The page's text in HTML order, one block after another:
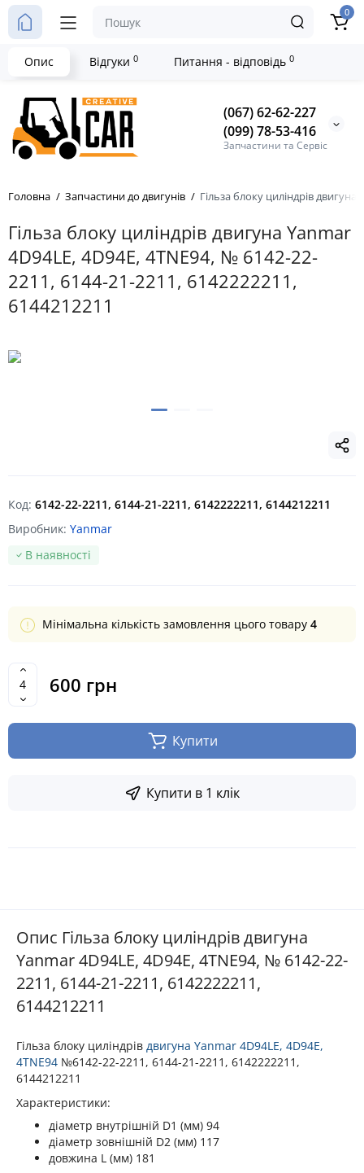
(067) 62-62-227
(099) 78-53-416
Запчастини та Сервіс
0
Головна Запчастини до двигунів Гільза блоку циліндрів
Гільза блоку циліндрів двигуна Yanmar
4D94LE, 4D94E, 4TNE94, № 6142-22-
2211, 6144-21-2211, 6142222211,
6144212211
Код: 6142-22-2211, 6144-21-2211, 6142222211, 6144212211
Виробник: Yanmar
В наявності
Мінімальна кількість замовлення цього товару 4
600 грн
Купити
Купити в 1 клік
Опис Відгуки 0 Питання - відповідь 0
Опис Гільза блоку циліндрів двигуна
Yanmar 4D94LE, 4D94E, 4TNE94, № 6142-22-
2211, 6144-21-2211, 6142222211,
6144212211
Гільза блоку циліндрів двигуна Yanmar 4D94LE, 4D94E,
4TNE94 №6142-22-2211, 6144-21-2211, 6142222211,
6144212211
Характеристики:
діаметр внутрішній D1 (мм) 94
діаметр зовнішній D2 (мм) 117
довжина L (мм) 181